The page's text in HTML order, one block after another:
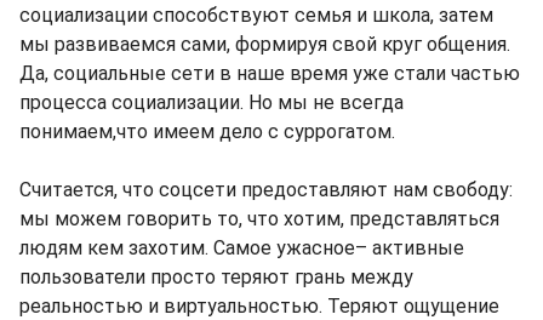
социализации способствуют семья и школа, затем
мы развиваемся сами, формируя свой круг общения.
Да, социальные сети в наше время уже стали частью
процесса социализации. Но мы не всегда
понимаем,что имеем дело с суррогатом.
Считается, что соцсети предоставляют нам свободу:
мы можем говорить то, что хотим, представляться
людям кем захотим. Самое ужасное– активные
пользователи просто теряют грань между
реальностью и виртуальностью. Теряют ощущение